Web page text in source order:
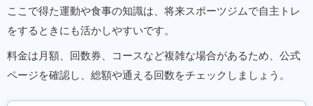
ここで得た運動や食事の知識は、将来スポーツジムで自主トレ
をするときにも活かしやすいです。
料金は月額、回数券、コースなど複雑な場合があるため、公式
ページを確認し、総額や通える回数をチェックしましょう。